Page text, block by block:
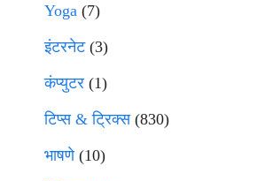
Yoga (7)
इंटरनेट(3)
कंप्युटर (1)
टिप्स & ट्रिक्स(830)
भाषणे(10)